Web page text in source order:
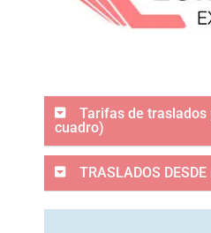
Tarifas de
cuadro)
TRASLADOS